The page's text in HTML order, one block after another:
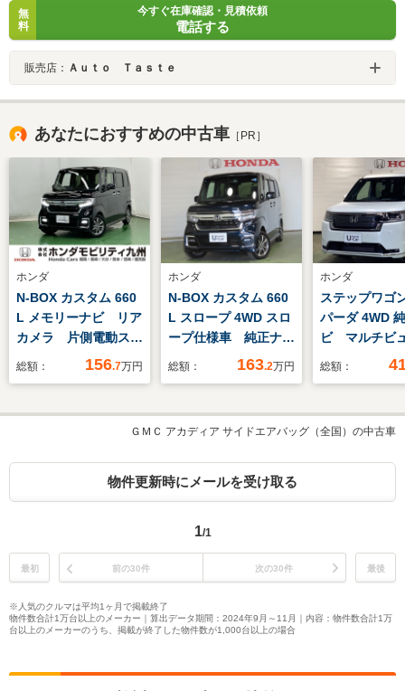
無
料
今すぐ在庫確認・見積依頼
電話する
販売店： Ａｕｔｏ Ｔａｓｔｅ
あなたにおすすめの中古車 ［PR］
ホンダ
N-BOX カスタム 660
L メモリーナビ リア
カメラ 片側電動スラ
イド
総額： 156.7万円
ホンダ
N-BOX カスタム 660
L スロープ 4WD スロ
ープ仕様車 純正ナ
ビ 社外前後ドラレ
SET ETC
総額： 163.2万円
ホンダ
ステップワゴ
パーダ 4WD
ビ マルチビ
ラ 純正ドラ
総額：
ＧＭＣ アカディア サイドエアバッグ（全国）の中古車
物件更新時にメールを受け取る
1/1
最初 前の30件 次の30件 最後
※人気のクルマは平均1ヶ月で掲載終了
物件数合計1万台以上のメーカー｜算出データ期間：2024年9月～11月｜内容：物件数合計1万
台以上のメーカーのうち、掲載が終了した物件数が1,000台以上の場合